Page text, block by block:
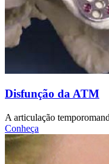
Disfunção da ATM
A articulação
Conheça